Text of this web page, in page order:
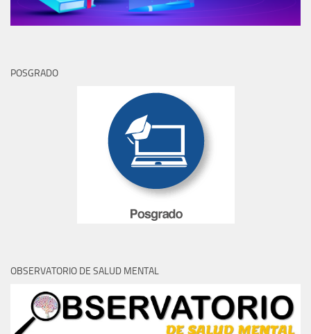
POSGRADO
OBSERVATORIO DE SALUD MENTAL